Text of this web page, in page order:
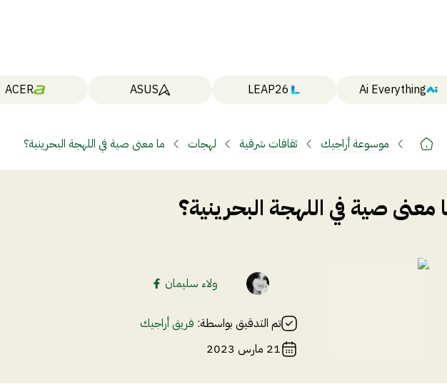
Ai Everything
LEAP26
ASUS
ACER
موسوعة أراجيك ثقافات شرقية لهجات ما معنى صية في اللهجة البحرينية؟
معنى صية في اللهجة البحرينية؟
ولاء سليمان
تم التدقيق بواسطة: فريق أراجيك
21 مارس 2023